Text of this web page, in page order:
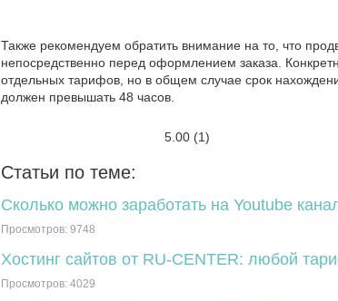
Также рекомендуем обратить внимание на то, что
непосредственно перед оформлением заказа.
отдельных тарифов, но в общем случае срок
должен превышать 48 часов.
5.00 (1)
Статьи по теме:
Сколько можно заработать на Youtube
Просмотров: 9748
Хостинг сайтов от RU-CENTER: любой
Просмотров: 4029